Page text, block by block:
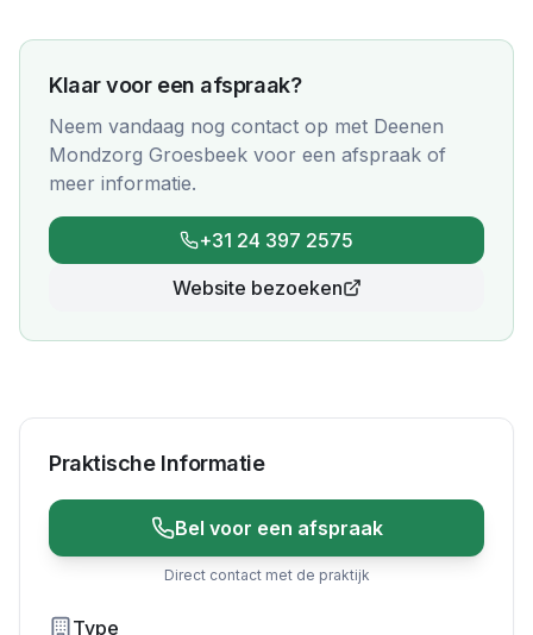
Klaar voor een afspraak?
Neem vandaag nog contact op met Deenen
Mondzorg Groesbeek voor een afspraak of
meer informatie.
+31 24 397 2575
Website bezoeken
Praktische Informatie
Bel voor een afspraak
Direct contact met de praktijk
Type